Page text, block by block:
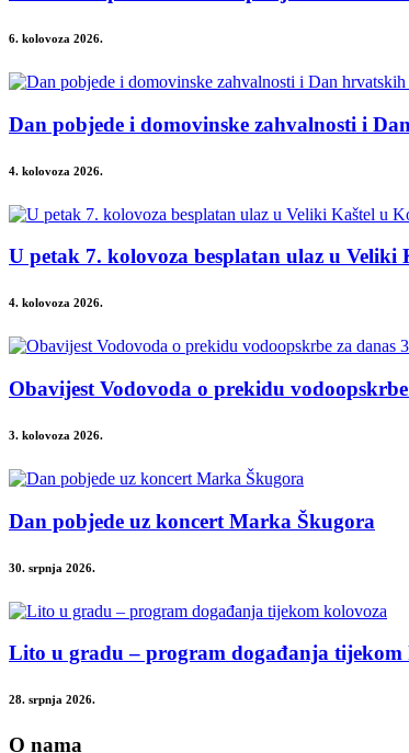
6. kolovoza 2026.
Dan pobjede i domovinske zahvalnosti i
4. kolovoza 2026.
U petak 7. kolovoza besplatan ulaz u Veliki
4. kolovoza 2026.
Obavijest Vodovoda o prekidu
3. kolovoza 2026.
Dan pobjede uz koncert Marka Škugora
30. srpnja 2026.
Lito u gradu – program događanja tijekom
28. srpnja 2026.
O nama